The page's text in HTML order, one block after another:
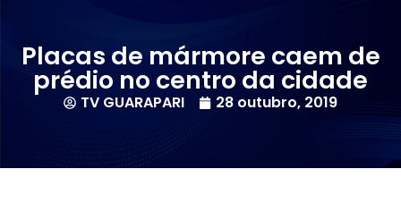
Placas de mármore caem de
prédio no centro da cidade
TV GUARAPARI 28 outubro, 2019